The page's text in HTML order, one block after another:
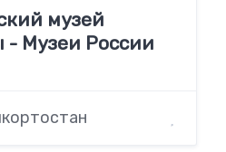
музей
- Музеи России